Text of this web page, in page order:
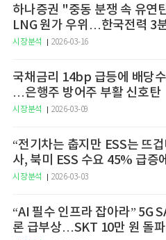
하나증권 "중동 분쟁 속 유연
LNG 원가 우위…한국전력 3
승 전망"
시장분석 2026-03-16
국채금리 14bp 급등에 배당
…은행주 방어주 부활 신호탄
시장분석 2026-03-09
“전기차는 춥지만 ESS는 뜨
사, 북미 ESS 수요 45% 급증
시장분석 2026-03-03
“AI 필수 인프라 잡아라” 5G
론 급부상…SKT 10만 원 돌